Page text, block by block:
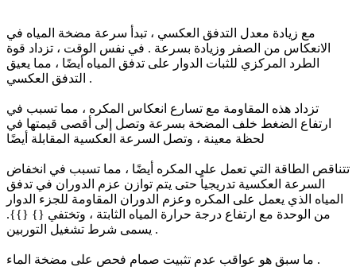
مع زيادة معدل التدفق العكسي ، تبدأ سرعة مضخة المياه في
الانعكاس من الصفر وزيادة بسرعة . في نفس الوقت ، تزداد قوة
الطرد المركزي للثبات الدوار على تدفق المياه أيضًا ، مما يعيق
التدفق العكسي .
تزداد هذه المقاومة مع تسارع انعكاس المكره ، مما تسبب في
ارتفاع الضغط خلف المضخة بسرعة وتصل إلى أقصى قيمتها في
لحظة معينة ، وتصل السرعة العكسية المقابلة أيضًا
تتناقص الطاقة التي تعمل على المكره أيضًا ، مما تسبب في انخفاض
السرعة العكسية تدريجياً حتى يتم توازن عزم الدوران في تدفق
المياه الذي يعمل على المكره وعزم الدوران المقاومة للجزء الدوار
من الوحدة مع ارتفاع درجة حرارة المياه الثابتة ، وتختفي {} {}}.
يسمى شرط تشغيل التوربين .
ما سبق هو عواقب عدم تثبيت صمام فحص على مضخة الماء .